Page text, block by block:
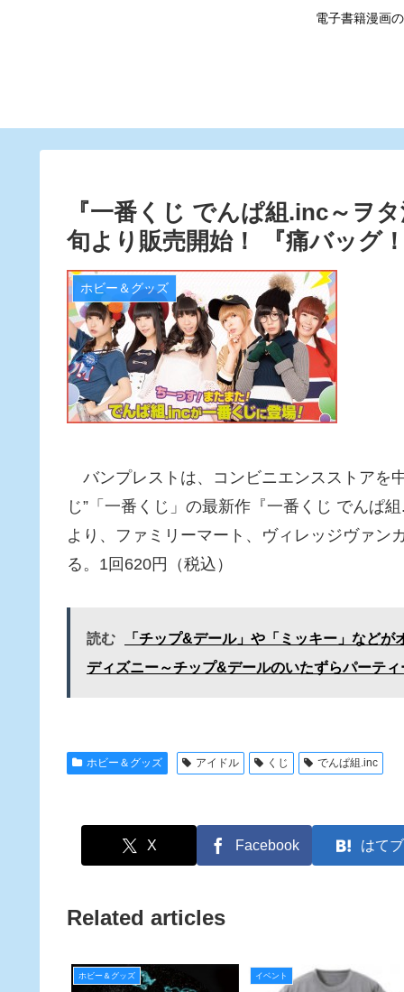
電子書籍漫画
『一番くじ でんぱ組.inc～ヲ
旬より販売開始！ 『痛バッグ
ホビー＆グッズ
バンプレストは、コンビニエンスストアを
じ”「一番くじ」の最新作『一番くじ でんぱ
より、ファミリーマート、ヴィレッジヴァン
る。1回620円（税込）
読む
「チップ&デール」や「ミッキー」など
ディズニー～チップ&デールのいたずらパーテ
ホビー＆グッズ アイドル くじ でんぱ組.inc
X Facebook はてブ
Related articles
ホビー＆グッズ イベント